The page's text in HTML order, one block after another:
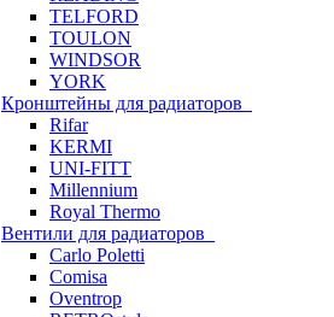
TELFORD
TOULON
WINDSOR
YORK
Кронштейны для радиаторов
Rifar
KERMI
UNI-FITT
Millennium
Royal Thermo
Вентили для радиаторов
Carlo Poletti
Comisa
Oventrop